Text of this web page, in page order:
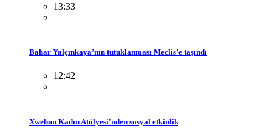
13:33
Bahar Yalçınkaya’nın tutuklanması Meclis’e taşındı
12:42
Xwebun Kadın Atölyesi'nden sosyal etkinlik